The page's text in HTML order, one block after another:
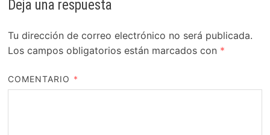
Deja una respuesta
Tu dirección de correo electrónico no será publicada.
Los campos obligatorios están marcados con *
COMENTARIO *